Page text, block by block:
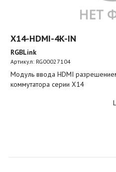
X14-HDMI-4K-IN
RGBLink
Артикул: RG00027104
Модуль ввода HDMI
коммутатора серии X14